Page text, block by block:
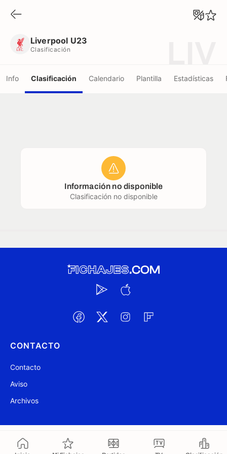
Liverpool U23
Clasificación
Info Clasificación Calendario Plantilla Estadísticas
Información no disponible
Clasificación no disponible
CONTACTO
Contacto
Aviso
Archivos